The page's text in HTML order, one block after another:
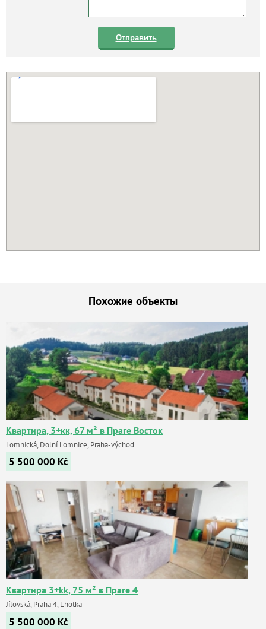
Отправить
Похожие объекты
Квартира, 3+кк, 67 м² в Праге Восток
Lomnická, Dolní Lomnice, Praha-východ
5 500 000 Kč
Квартира 3+kk, 75 м² в Праге 4
Jílovská, Praha 4, Lhotka
5 500 000 Kč